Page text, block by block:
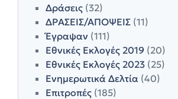
Δράσεις (32)
ΔΡΑΣΕΙΣ/ΑΠΟΨΕΙΣ (11)
Έγραψαν (111)
Εθνικές Εκλογές 2019 (20)
Εθνικές Εκλογές 2023 (25)
Ενημερωτικά Δελτία (40)
Επιτροπές (185)